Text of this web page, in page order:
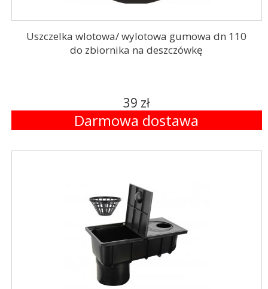
Uszczelka wlotowa/ wylotowa gumowa dn 110
do zbiornika na deszczówkę
39 zł
Darmowa dostawa